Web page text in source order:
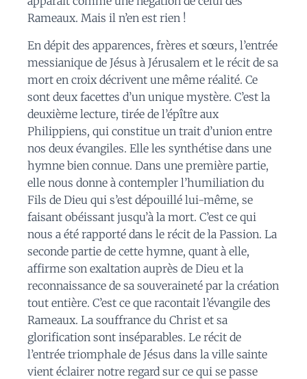
Rameaux. Mais il n’en est rien !
En dépit des apparences, frères et sœurs, l’entrée
messianique de Jésus à Jérusalem et le récit de sa
mort en croix décrivent une même réalité. Ce
sont deux facettes d’un unique mystère. C’est la
deuxième lecture, tirée de l’épître aux
Philippiens, qui constitue un trait d’union entre
nos deux évangiles. Elle les synthétise dans une
hymne bien connue. Dans une première partie,
elle nous donne à contempler l’humiliation du
Fils de Dieu qui s’est dépouillé lui-même, se
faisant obéissant jusqu’à la mort. C’est ce qui
nous a été rapporté dans le récit de la Passion. La
seconde partie de cette hymne, quant à elle,
affirme son exaltation auprès de Dieu et la
reconnaissance de sa souveraineté par la création
tout entière. C’est ce que racontait l’évangile des
Rameaux. La souffrance du Christ et sa
glorification sont inséparables. Le récit de
l’entrée triomphale de Jésus dans la ville sainte
vient éclairer notre regard sur ce qui se passe